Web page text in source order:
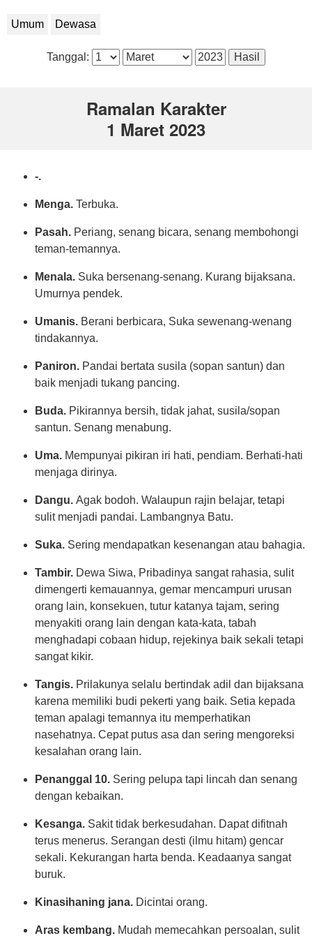
Umum Dewasa
Tanggal:
Ramalan Karakter
1 Maret 2023
-.
Menga. Terbuka.
Pasah. Periang, senang bicara, senang membohongi
teman-temannya.
Menala. Suka bersenang-senang. Kurang bijaksana.
Umurnya pendek.
Umanis. Berani berbicara, Suka sewenang-wenang
tindakannya.
Paniron. Pandai bertata susila (sopan santun) dan
baik menjadi tukang pancing.
Buda. Pikirannya bersih, tidak jahat, susila/sopan
santun. Senang menabung.
Uma. Mempunyai pikiran iri hati, pendiam. Berhati-hati
menjaga dirinya.
Dangu. Agak bodoh. Walaupun rajin belajar, tetapi
sulit menjadi pandai. Lambangnya Batu.
Suka. Sering mendapatkan kesenangan atau bahagia.
Tambir. Dewa Siwa, Pribadinya sangat rahasia, sulit
dimengerti kemauannya, gemar mencampuri urusan
orang lain, konsekuen, tutur katanya tajam, sering
menyakiti orang lain dengan kata-kata, tabah
menghadapi cobaan hidup, rejekinya baik sekali tetapi
sangat kikir.
Tangis. Prilakunya selalu bertindak adil dan bijaksana
karena memiliki budi pekerti yang baik. Setia kepada
teman apalagi temannya itu memperhatikan
nasehatnya. Cepat putus asa dan sering mengoreksi
kesalahan orang lain.
Penanggal 10. Sering pelupa tapi lincah dan senang
dengan kebaikan.
Kesanga. Sakit tidak berkesudahan. Dapat difitnah
terus menerus. Serangan desti (ilmu hitam) gencar
sekali. Kekurangan harta benda. Keadaanya sangat
buruk.
Kinasihaning jana. Dicintai orang.
Aras kembang. Mudah memecahkan persoalan, sulit